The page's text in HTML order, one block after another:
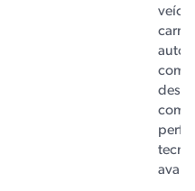
carro
com
com